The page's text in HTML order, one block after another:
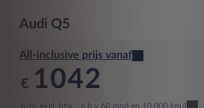
Audi Q5
All-inclusive prijs vanaf
€ 1042
p/m. excl. btw o.b.v 60 mnd en 10,000 km/j